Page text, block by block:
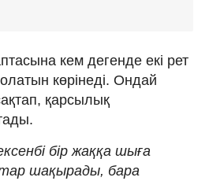
кем дегенде екі рет
көрінеді. Ондай
қарсылық
бір жаққа шыға
шақырады, бара